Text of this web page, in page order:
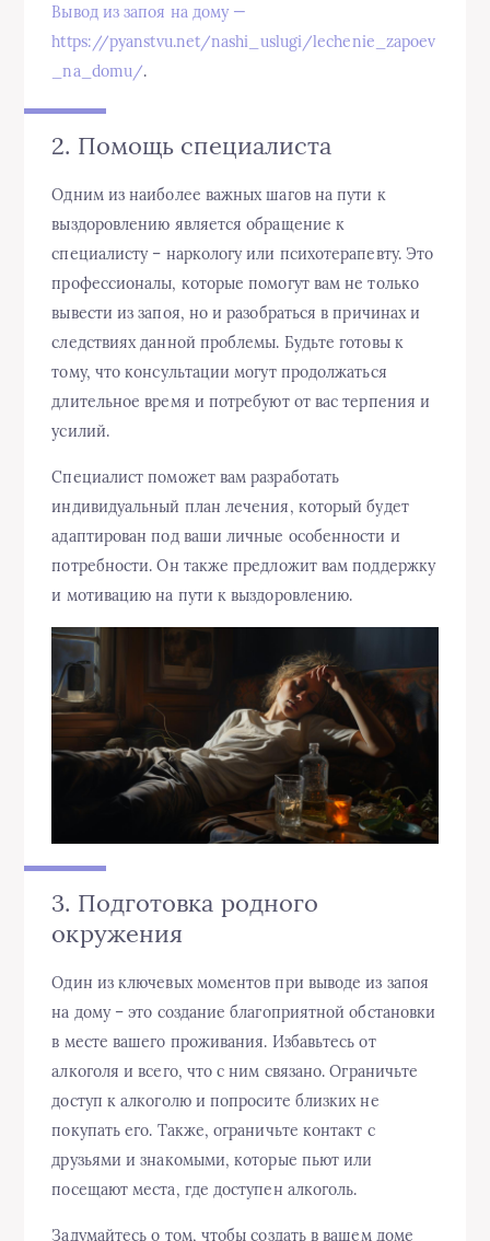
Вывод из запоя на дому —
https://pyanstvu.net/nashi_uslugi/lechenie_zapoev
_na_domu/.
2. Помощь специалиста
Одним из наиболее важных шагов на пути к
выздоровлению является обращение к
специалисту – наркологу или психотерапевту. Это
профессионалы, которые помогут вам не только
вывести из запоя, но и разобраться в причинах и
следствиях данной проблемы. Будьте готовы к
тому, что консультации могут продолжаться
длительное время и потребуют от вас терпения и
усилий.
Специалист поможет вам разработать
индивидуальный план лечения, который будет
адаптирован под ваши личные особенности и
потребности. Он также предложит вам поддержку
и мотивацию на пути к выздоровлению.
3. Подготовка родного
окружения
Один из ключевых моментов при выводе из запоя
на дому – это создание благоприятной обстановки
в месте вашего проживания. Избавьтесь от
алкоголя и всего, что с ним связано. Ограничьте
доступ к алкоголю и попросите близких не
покупать его. Также, ограничьте контакт с
друзьями и знакомыми, которые пьют или
посещают места, где доступен алкоголь.
Задумайтесь о том, чтобы создать в вашем доме